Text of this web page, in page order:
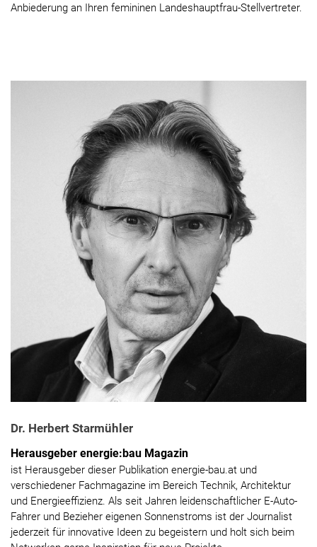
Anbiederung an Ihren femininen Landeshauptfrau-Stellvertreter.
Dr. Herbert Starmühler
Herausgeber energie:bau Magazin
ist Herausgeber dieser Publikation energie-bau.at und
verschiedener Fachmagazine im Bereich Technik, Architektur
und Energieeffizienz. Als seit Jahren leidenschaftlicher E-Auto-
Fahrer und Bezieher eigenen Sonnenstroms ist der Journalist
jederzeit für innovative Ideen zu begeistern und holt sich beim